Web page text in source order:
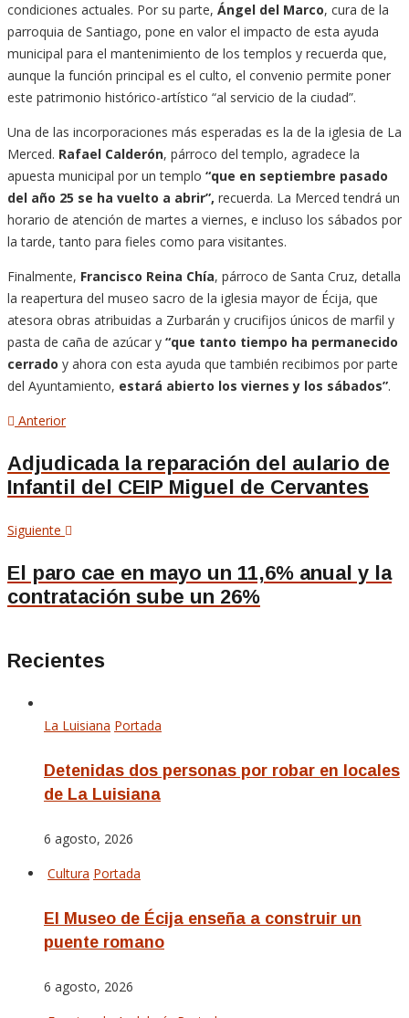
condiciones actuales. Por su parte, Ángel del Marco, cura de la
parroquia de Santiago, pone en valor el impacto de esta ayuda
municipal para el mantenimiento de los templos y recuerda que,
aunque la función principal es el culto, el convenio permite poner
este patrimonio histórico-artístico “al servicio de la ciudad”.
Una de las incorporaciones más esperadas es la de la iglesia de La
Merced. Rafael Calderón, párroco del templo, agradece la
apuesta municipal por un templo “que en septiembre pasado
del año 25 se ha vuelto a abrir”, recuerda. La Merced tendrá un
horario de atención de martes a viernes, e incluso los sábados por
la tarde, tanto para fieles como para visitantes.
Finalmente, Francisco Reina Chía, párroco de Santa Cruz, detalla
la reapertura del museo sacro de la iglesia mayor de Écija, que
atesora obras atribuidas a Zurbarán y crucifijos únicos de marfil y
pasta de caña de azúcar y “que tanto tiempo ha permanecido
cerrado y ahora con esta ayuda que también recibimos por parte
del Ayuntamiento, estará abierto los viernes y los sábados”.
Navegación
de
entradas
AnteriorArtículo
Adjudicada la reparación del aulario de
Infantil del CEIP Miguel de Cervantes
Siguiente
El paro cae en mayo un 11,6% anual y la
contratación sube un 26%
Recientes
La Luisiana Portada
Detenidas dos personas por robar en locales
de La Luisiana
6 agosto, 2026
Cultura Portada
El Museo de Écija enseña a construir un
puente romano
6 agosto, 2026